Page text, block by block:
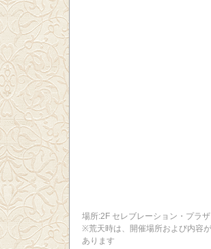
場所:2F セレブレーション・プラザ
※荒天時は、開催場所および内容
あります